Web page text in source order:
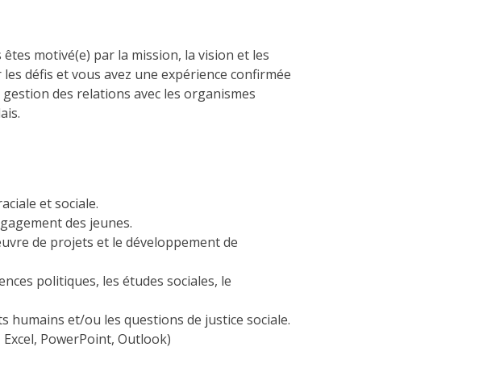
motivé(e) par la mission, la vision et les
défis et vous avez une expérience confirmée
des relations avec les organismes
et sociale.
des jeunes.
de projets et le développement de
politiques, les études sociales, le
humains et/ou les questions de justice sociale.
PowerPoint, Outlook)